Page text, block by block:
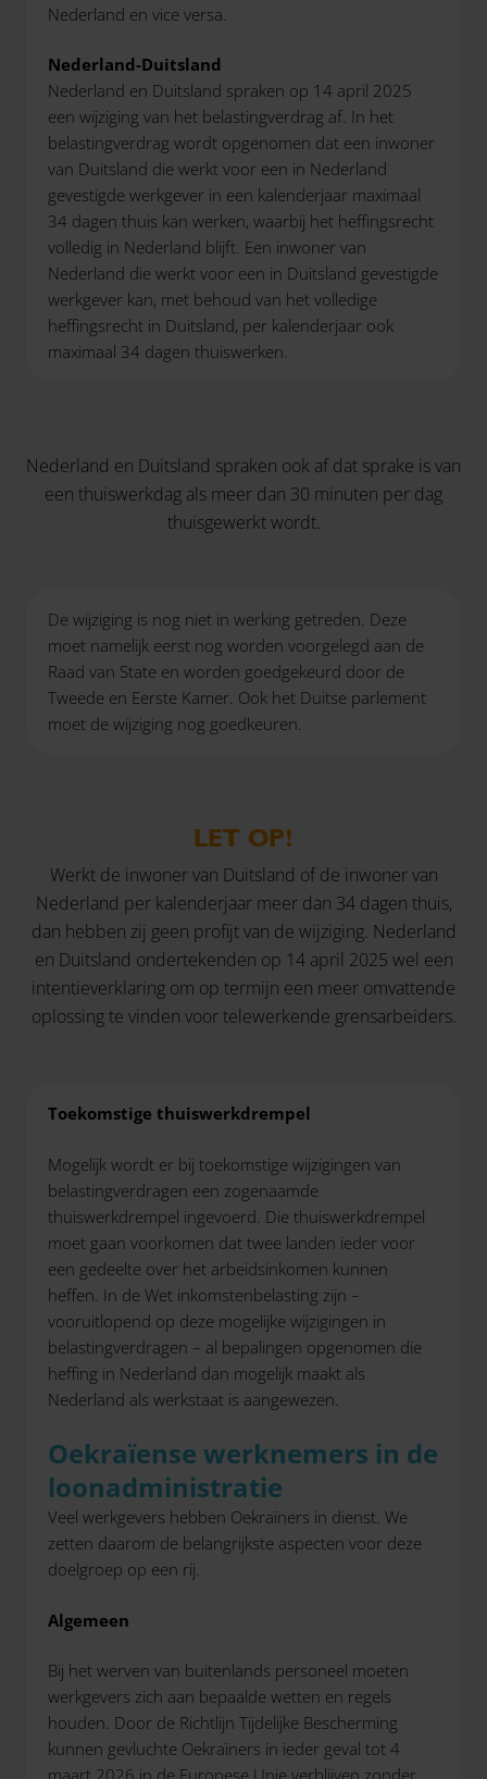
Nederland en vice versa.
Nederland-Duitsland
Nederland en Duitsland spraken op 14 april 2025
een wijziging van het belastingverdrag af. In het
belastingverdrag wordt opgenomen dat een inwoner
van Duitsland die werkt voor een in Nederland
gevestigde werkgever in een kalenderjaar maximaal
34 dagen thuis kan werken, waarbij het heffingsrecht
volledig in Nederland blijft. Een inwoner van
Nederland die werkt voor een in Duitsland gevestigde
werkgever kan, met behoud van het volledige
heffingsrecht in Duitsland, per kalenderjaar ook
maximaal 34 dagen thuiswerken.
Nederland en Duitsland spraken ook af dat sprake is van
een thuiswerkdag als meer dan 30 minuten per dag
thuisgewerkt wordt.
De wijziging is nog niet in werking getreden. Deze
moet namelijk eerst nog worden voorgelegd aan de
Raad van State en worden goedgekeurd door de
Tweede en Eerste Kamer. Ook het Duitse parlement
moet de wijziging nog goedkeuren.
LET OP!
Werkt de inwoner van Duitsland of de inwoner van
Nederland per kalenderjaar meer dan 34 dagen thuis,
dan hebben zij geen profijt van de wijziging. Nederland
en Duitsland ondertekenden op 14 april 2025 wel een
intentieverklaring om op termijn een meer omvattende
oplossing te vinden voor telewerkende grensarbeiders.
Toekomstige thuiswerkdrempel
Mogelijk wordt er bij toekomstige wijzigingen van
belastingverdragen een zogenaamde
thuiswerkdrempel ingevoerd. Die thuiswerkdrempel
moet gaan voorkomen dat twee landen ieder voor
een gedeelte over het arbeidsinkomen kunnen
heffen. In de Wet inkomstenbelasting zijn –
vooruitlopend op deze mogelijke wijzigingen in
belastingverdragen – al bepalingen opgenomen die
heffing in Nederland dan mogelijk maakt als
Nederland als werkstaat is aangewezen.
Oekraïense werknemers in de
loonadministratie
Veel werkgevers hebben Oekraïners in dienst. We
zetten daarom de belangrijkste aspecten voor deze
doelgroep op een rij.
Algemeen
Bij het werven van buitenlands personeel moeten
werkgevers zich aan bepaalde wetten en regels
houden. Door de Richtlijn Tijdelijke Bescherming
kunnen gevluchte Oekraïners in ieder geval tot 4
maart 2026 in de Europese Unie verblijven zonder